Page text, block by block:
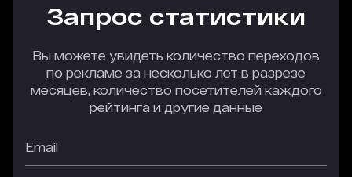
Запрос статистики
Вы можете увидеть количество переходов
по рекламе за несколько лет в разрезе
месяцев, количество посетителей каждого
рейтинга и другие данные